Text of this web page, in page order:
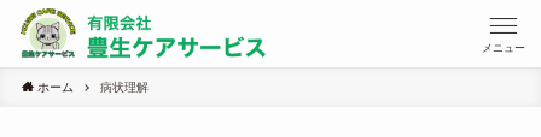
メニュー
ホーム 病状理解